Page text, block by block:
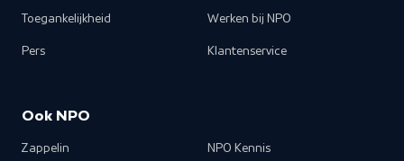
Toegankelijkheid
Pers
Werken bij NPO
Klantenservice
Ook NPO
Zappelin NPO Kennis